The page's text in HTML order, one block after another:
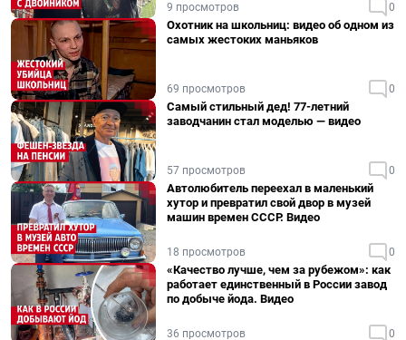
9 просмотров 0
Охотник на школьниц: видео об одном из
самых жестоких маньяков
69 просмотров 0
Самый стильный дед! 77-летний
заводчанин стал моделью — видео
57 просмотров 0
Автолюбитель переехал в маленький
хутор и превратил свой двор в музей
машин времен СССР. Видео
18 просмотров 0
«Качество лучше, чем за рубежом»: как
работает единственный в России завод
по добыче йода. Видео
36 просмотров 0